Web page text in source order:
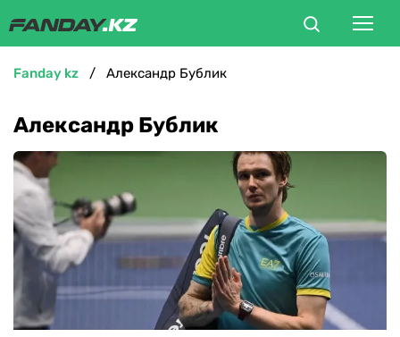
ММА
ТЕННИС
ХОККЕЙ
ФУТЗАЛ
fanday kz Александр Бублик
Александр Бублик